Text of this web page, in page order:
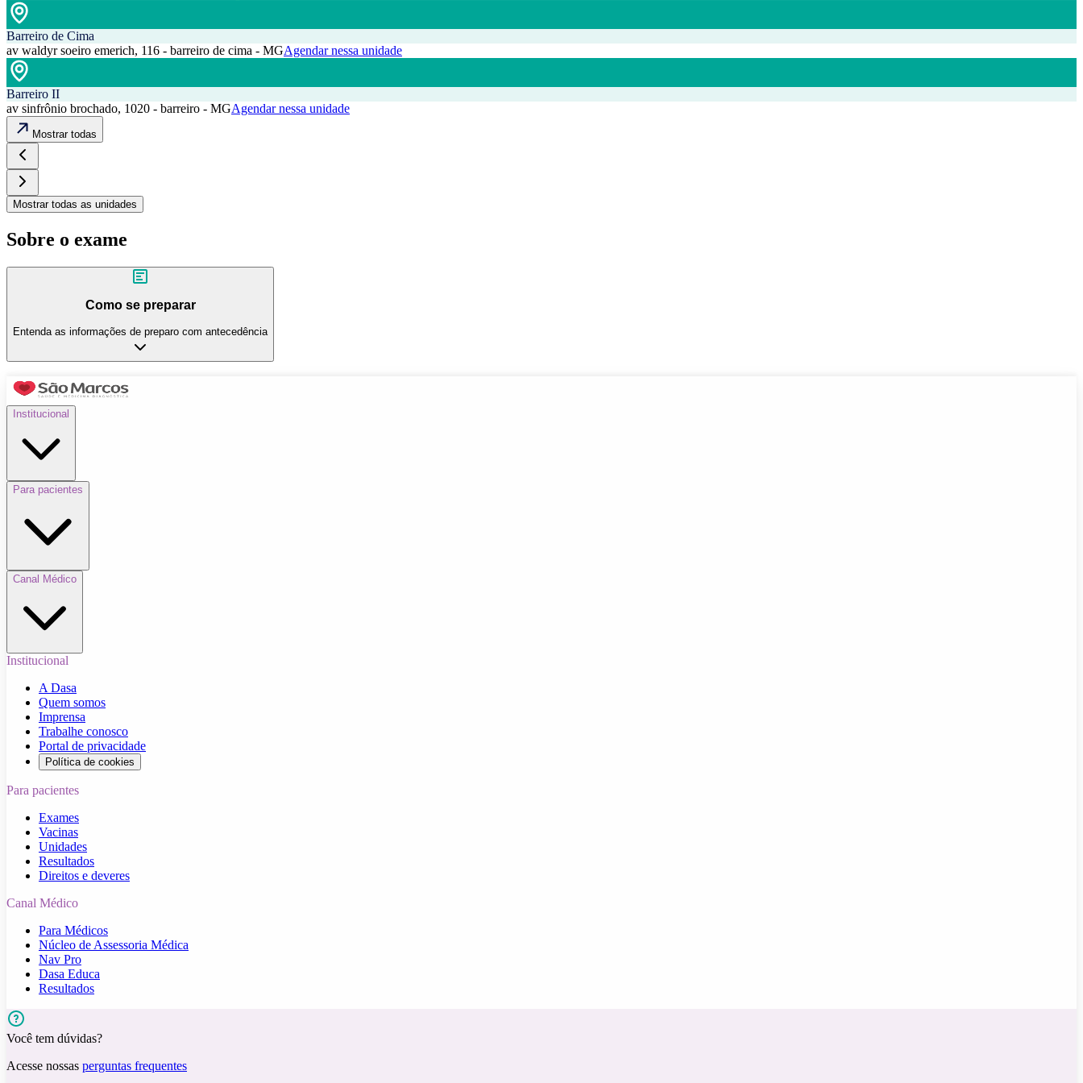
Barreiro de Cima
av waldyr soeiro emerich, 116 - barreiro de cima - MGAgendar nessa unidade
Barreiro II
av sinfrônio brochado, 1020 - barreiro - MGAgendar nessa unidade
Mostrar todas
Mostrar todas as unidades
Sobre o exame
Como se preparar
Entenda as informações de preparo com antecedência
Institucional
Para pacientes
Canal Médico
Institucional
A Dasa
Quem somos
Imprensa
Trabalhe conosco
Portal de privacidade
Política de cookies
Para pacientes
Exames
Vacinas
Unidades
Resultados
Direitos e deveres
Canal Médico
Para Médicos
Núcleo de Assessoria Médica
Nav Pro
Dasa Educa
Resultados
Você tem dúvidas?
Acesse nossas perguntas frequentes